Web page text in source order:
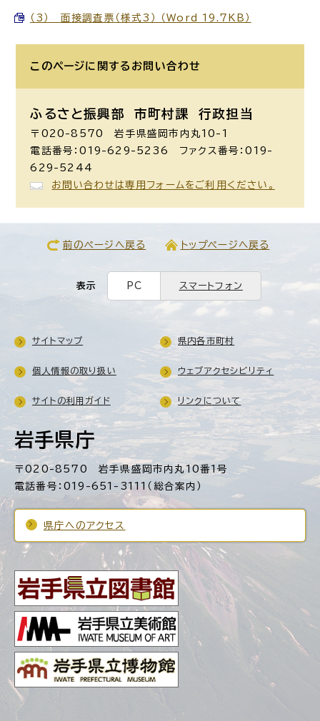
（3） 面接調査票（様式3） （Word 19.7KB）
このページに関する お問い合わせ
ふるさと振興部 市町村課 行政担当
〒020-8570 岩手県盛岡市内丸10-1
電話番号：019-629-5236 ファクス番号：019-
629-5244
お問い合わせは専用フォームをご利用ください。
前のページへ戻る トップページへ戻る
表示 PC スマートフォン
岩手県庁
〒020-8570 岩手県盛岡市内丸10番1号
電話番号：019-651-3111（総合案内）
県庁へのアクセス
サイトマップ 県内各市町村
個人情報の取り扱い ウェブアクセシビリティ
サイトの利用ガイド リンクについて